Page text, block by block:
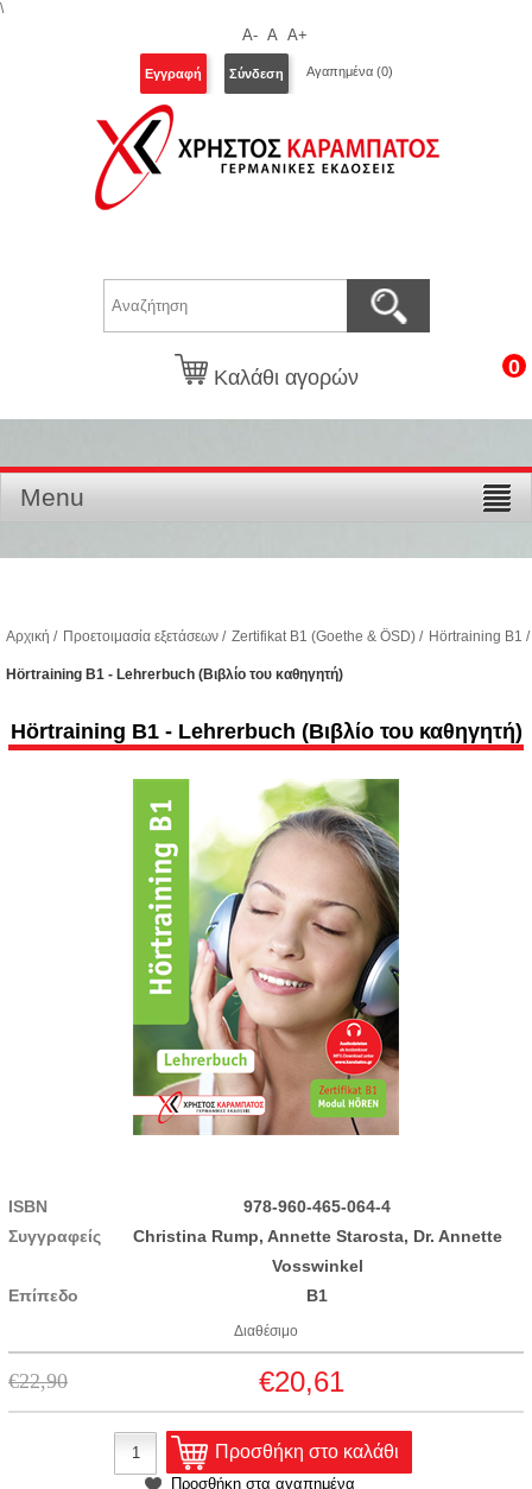
\
A- A A+
Εγγραφή Σύνδεση Αγαπημένα (0)
Καλάθι αγορών 0
Menu
Αρχική / Προετοιμασία εξετάσεων / Zertifikat B1 (Goethe & ÖSD) / Hörtraining B1 /
Hörtraining B1 - Lehrerbuch (Βιβλίο του καθηγητή)
Hörtraining B1 - Lehrerbuch (Βιβλίο του καθηγητή)
ISBN
978-960-465-064-4
Συγγραφείς
Christina Rump, Annette Starosta, Dr. Annette
Vosswinkel
Επίπεδο
B1
Διαθέσιμο
€22,90 €20,61